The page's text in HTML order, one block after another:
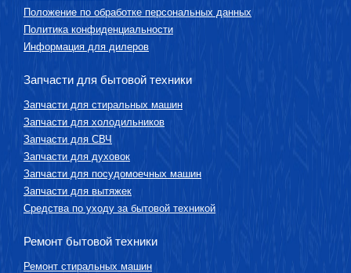
Положение по обработке персональных данных
Политика конфиденциальности
Информация для дилеров
Запчасти для бытовой техники
Запчасти для стиральных машин
Запчасти для холодильников
Запчасти для СВЧ
Запчасти для духовок
Запчасти для посудомоечных машин
Запчасти для вытяжек
Средства по уходу за бытовой техникой
Ремонт бытовой техники
Ремонт стиральных машин